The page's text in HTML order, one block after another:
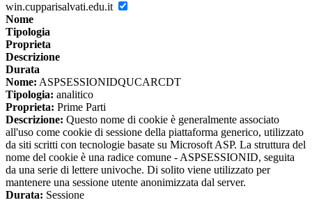
win.cupparisalvati.edu.it
Nome
Tipologia
Proprieta
Descrizione
Durata
Nome: ASPSESSIONIDQUCARCDT
Tipologia: analitico
Proprieta: Prime Parti
Descrizione: Questo nome di cookie è generalmente associato
all'uso come cookie di sessione della piattaforma generico, utilizzato
da siti scritti con tecnologie basate su Microsoft ASP. La struttura del
nome del cookie è una radice comune - ASPSESSIONID, seguita
da una serie di lettere univoche. Di solito viene utilizzato per
mantenere una sessione utente anonimizzata dal server.
Durata: Sessione